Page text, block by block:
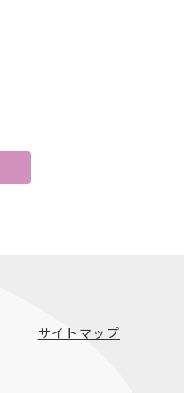
サイトマップ